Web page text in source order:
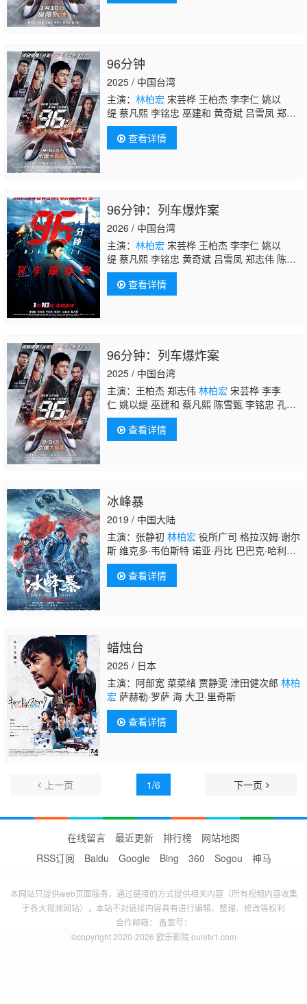
96分钟
2025 / 中国台湾
主演： 林柏宏宋芸桦 王柏杰 李李仁 姚以
缇 蔡凡熙 李铭忠 巫建和 黄奇斌 吕雪凤 郑志
伟 陈雪甄 孔令元
查看详情
96分钟：列车爆炸案
2026 / 中国台湾
主演： 林柏宏宋芸桦 王柏杰 李李仁 姚以
缇 蔡凡熙 李铭忠 黄奇斌 吕雪凤 郑志伟 陈雪
甄 巫建和 孔令元 林昀希 邹承恩
查看详情
96分钟：列车爆炸案
2025 / 中国台湾
主演：王柏杰 郑志伟 林柏宏宋芸桦 李李
仁 姚以缇 巫建和 蔡凡熙 陈雪甄 李铭忠 孔令
元 吕雪凤 黄奇斌
查看详情
冰峰暴
2019 / 中国大陆
主演：张静初 林柏宏役所广司 格拉汉姆·谢尔
斯 维克多·韦伯斯特 诺亚·丹比 巴巴克·哈利
克 普布次仁
查看详情
蜡烛台
2025 / 日本
主演：阿部宽 菜菜绪 贾静雯 津田健次郎 林柏
宏萨赫勒·罗萨 海 大卫·里奇斯
查看详情
上一页 1/6 下一页
在线留言 最近更新 排行榜
网站地图
RSS订阅
Baidu Google Bing 360 Sogou 神马
本网站只提供web页面服务，通过链接的方式提供相关内容（所有视频内容收集
于各大视频网站），本站不对链接内容具有进行编辑、整理、修改等权利
合作邮箱： 备案号：
©copyright 2020-2026 欧乐影院 ouletv1.com